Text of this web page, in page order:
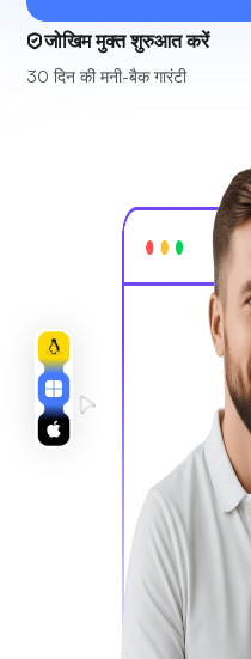
जोखिम मुक्त शुरुआत करें
30 दिन की मनी-बैक गारंटी